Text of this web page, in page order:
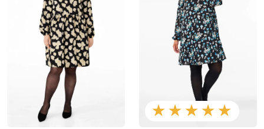
★★★★★